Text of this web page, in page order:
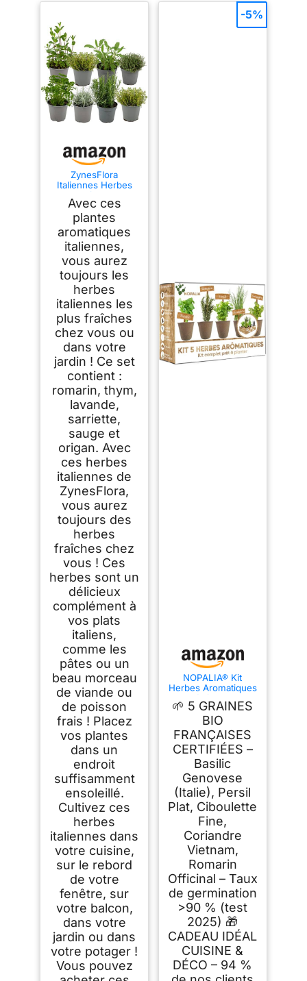
ZynesFlora
Italiennes Herbes
Fraîches
Aromatiques Plantes
en pot de fleurs Ø
14 cm - Lot de 8 -
hauteur : 12-15 cm -
Herbes Aromatiques
Interieur Jardin
Romarin Thym
Lavande Sauge et
Origan
Avec ces
plantes
aromatiques
italiennes,
vous aurez
toujours les
herbes
italiennes les
plus fraîches
chez vous ou
dans votre
jardin ! Ce set
contient :
romarin, thym,
lavande,
sarriette,
sauge et
origan. Avec
ces herbes
italiennes de
ZynesFlora,
vous aurez
toujours des
herbes
fraîches chez
vous ! Ces
herbes sont un
délicieux
complément à
vos plats
italiens,
comme les
pâtes ou un
beau morceau
de viande ou
de poisson
frais ! Placez
vos plantes
dans un
endroit
suffisamment
ensoleillé.
Cultivez ces
herbes
italiennes dans
votre cuisine,
sur le rebord
de votre
fenêtre, sur
votre balcon,
dans votre
jardin ou dans
votre potager !
Vous pouvez
NOPALIA® Kit
Herbes Aromatiques
Bio Prêt à Pousser -
5 Variétés (Basilic,
Persil, Ciboulette,
Coriandre, Romarin)
Pots
Biodégradables,
Terre & Ebook
Recettes - Cadeau
Cuisine Noël
🌱 5 GRAINES
BIO
FRANÇAISES
CERTIFIÉES –
Basilic
Genovese
(Italie), Persil
Plat, Ciboulette
Fine,
Coriandre
Vietnam,
Romarin
Officinal – Taux
de germination
>90 % (test
2025) 🎁
CADEAU IDÉAL
CUISINE &
DÉCO – 94 %
-5%